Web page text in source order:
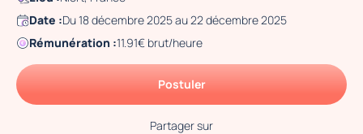
Date :Du 18 décembre 2025 au 22 décembre 2025
Rémunération :11.91€ brut/heure
Postuler
Partager sur